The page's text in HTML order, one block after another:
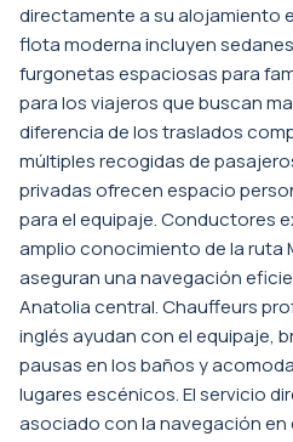
directamente a su alojamiento
flota moderna incluyen
furgonetas espaciosas para
para los viajeros que buscan
diferencia de los traslados
múltiples recogidas de
privadas ofrecen espacio
para el equipaje. Conductores
amplio conocimiento de la ruta
aseguran una navegación
Anatolia central. Chauffeurs
inglés ayudan con el equipaje,
pausas en los baños y
lugares escénicos. El servicio
asociado con la navegación